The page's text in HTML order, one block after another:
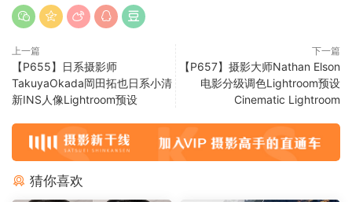
上一篇
【P655】日系摄影师
TakuyaOkada岡田拓也日系小清
新INS人像Lightroom预设
下一篇
【P657】摄影大师Nathan Elson
电影分级调色Lightroom预设
Cinematic Lightroom
猜你喜欢